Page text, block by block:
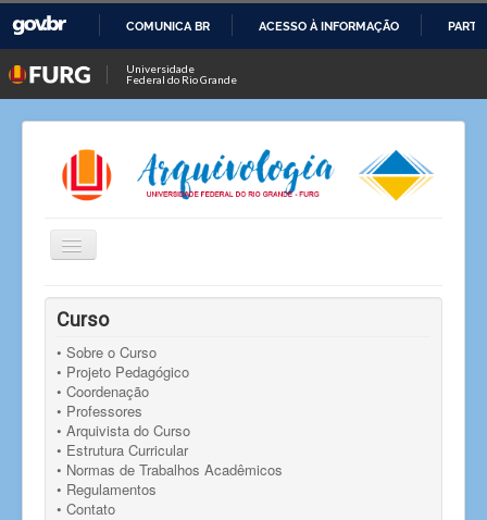
O
CONTEÚDO
COMUNICA BR ACESSO À INFORMAÇÃO
Universidade
Federal do Rio Grande
Alternar
Navegação
Você está aqui:
Seleção para bolsa em projeto de ensino
Curso
• Sobre o Curso
• Projeto Pedagógico
• Coordenação
• Professores
• Arquivista do Curso
• Estrutura Curricular
• Normas de Trabalhos Acadêmicos
• Regulamentos
• Contato